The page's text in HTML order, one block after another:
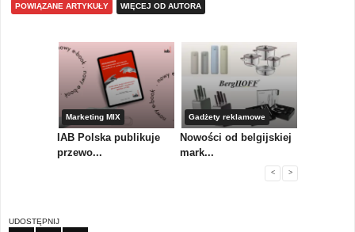
POWIĄZANE ARTYKUŁY WIĘCEJ OD AUTORA
Marketing MIX
IAB Polska publikuje
przewo...
Gadżety reklamowe
Nowości od belgijskiej
mark...
< >
UDOSTĘPNIJ